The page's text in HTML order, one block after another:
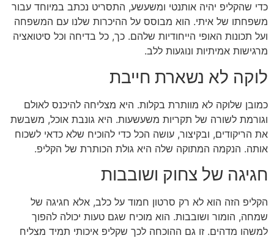
כדי שהקליפ יהיה אותנטי ומשעשע, התסריט נכתב במיוחד עבור
משפחתו של איתי. הוא מבוסס על ההיכרות שלנו עם המשפחה
ועל תכונות האופי הייחודיות שלהם. כך, כל בדיחה וכל סיטואציה
מרגישות אמיתיות ונוגעות ללב.
לוקה לא נשארת חייבת
כמובן שלוקה לא מוותרת בקלות. היא מצליחה להיכנס לאולם
וגורמת לשורה של תקריות משעשעות. היא גונבת אוכל, משבשת
את הריקודים, ובקיצור, עושה הכל כדי להוכיח שלא כדאי לשכוח
אותה. הנקמה המתוקה שלה היא גולת הכותרת של הקליפ.
חגיגה של צחוק ושובבות
הקליפ הזה הוא לא רק סרטון חמוד על כלב, אלא חגיגה של
שמחה, הומור ושובבות. הוא מוכיח שגם טעות יכולה להפוך
למשהו מדהים. זו גם ההוכחה לכך שקליפ איכותי תמיד מצליח